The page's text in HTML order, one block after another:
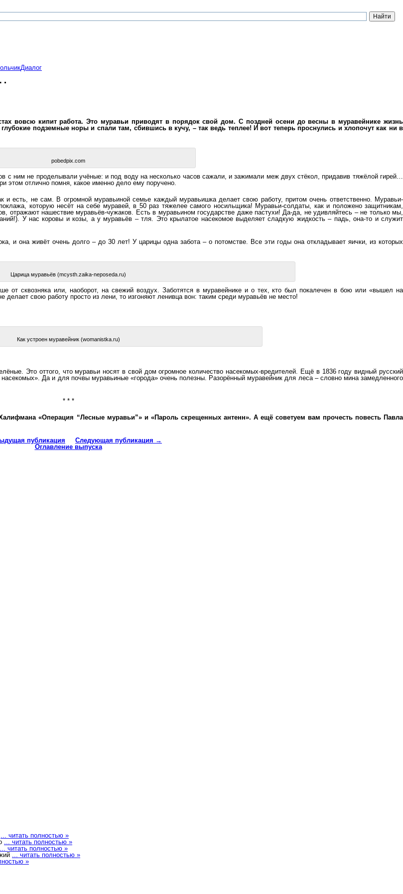
Диалог
вовсю кипит работа. Это муравьи приводят в порядок свой дом. С поздней осени до весны в муравейнике жизнь
подземные норы и спали там, сбившись в кучу, – так ведь теплее! И вот теперь проснулись и хлопочут как ни в
pobedpix.com
с ним не проделывали учёные: и под воду на несколько часов сажали, и зажимали меж двух стёкол, придавив тяжёлой гирей…
этом отлично помня, какое именно дело ему поручено.
есть, не сам. В огромной муравьиной семье каждый муравьишка делает свою работу, притом очень ответственно. Муравьи-
которую несёт на себе муравей, в 50 раз тяжелее самого носильщика! Муравьи-солдаты, как и положено защитникам,
отражают нашествие муравьёв-чужаков. Есть в муравьином государстве даже пастухи! Да-да, не удивляйтесь – не только мы,
У нас коровы и козы, а у муравьёв – тля. Это крылатое насекомое выделяет сладкую жидкость – падь, она-то и служит
и она живёт очень долго – до 30 лет! У царицы одна забота – о потомстве. Все эти годы она откладывает яички, из которых
Царица муравьёв (mcysth.zaika-neposeda.ru)
от сквозняка или, наоборот, на свежий воздух. Заботятся в муравейнике и о тех, кто был покалечен в бою или «вышел на
свою работу просто из лени, то изгоняют ленивца вон: таким среди муравьёв не место!
Как устроен муравейник (womanistka.ru)
Это оттого, что муравьи носят в свой дом огромное количество насекомых-вредителей. Ещё в 1836 году видный русский
Да и для почвы муравьиные «города» очень полезны. Разорённый муравейник для леса – словно мина замедленного
* * *
«Операция “Лесные муравьи”» и «Пароль скрещенных антенн». А ещё советуем вам прочесть повесть Павла
публикация
Следующая публикация →
Оглавление выпуска
... читать полностью »
... читать полностью »
... читать полностью »
... читать полностью »
»